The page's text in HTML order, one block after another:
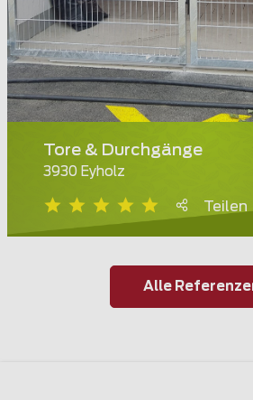
Tore & Durchgänge
3930 Eyholz
Teilen
Alle